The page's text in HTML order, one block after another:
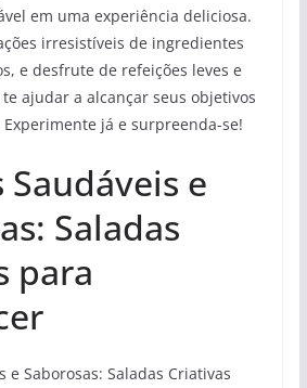
em uma experiência deliciosa.
irresistíveis de ingredientes
e desfrute de refeições leves e
ajudar a alcançar seus objetivos
já e surpreenda-se!
Saudáveis e
Saladas
para
e Saborosas: Saladas Criativas